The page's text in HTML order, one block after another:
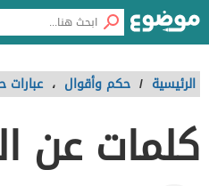
الرئيسية / حكم وأقوال ، عبارات
كلمات عن